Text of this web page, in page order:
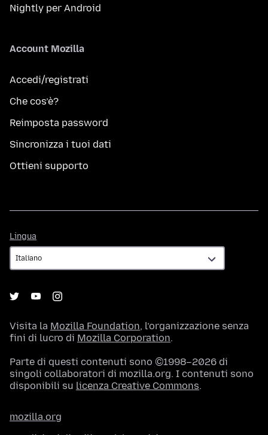
Nightly per Android
Account Mozilla
Accedi/registrati
Che cos’è?
Reimposta password
Sincronizza i tuoi dati
Ottieni supporto
Lingua
Visita la Mozilla Foundation, l’organizzazione senza
fini di lucro di Mozilla Corporation.
Parte di questi contenuti sono ©1998–2026 di
singoli collaboratori di mozilla.org. I contenuti sono
disponibili su licenza Creative Commons.
mozilla.org